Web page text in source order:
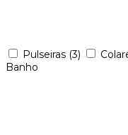
Pulseiras (3)
Banho